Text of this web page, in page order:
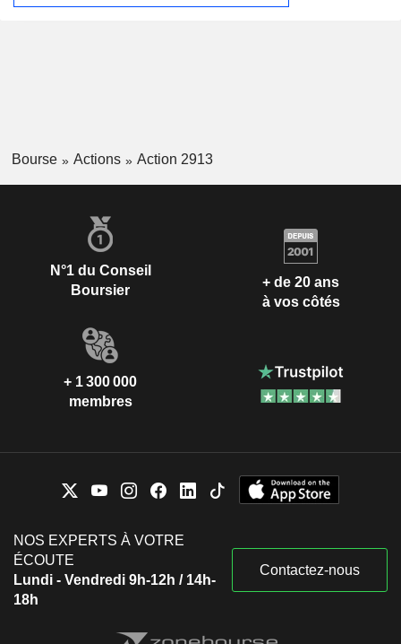
Bourse Actions Action 2913
N°1 du Conseil
Boursier
+ de 20 ans
à vos côtés
+ 1 300 000
membres
NOS EXPERTS À VOTRE
ÉCOUTE
Lundi - Vendredi 9h-12h / 14h-
18h
Contactez-nous